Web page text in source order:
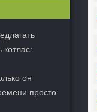
котлас:
он
просто